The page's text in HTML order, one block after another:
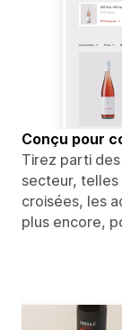
Conçu pour
Tirez parti
secteur,
croisées, les
plus encore,